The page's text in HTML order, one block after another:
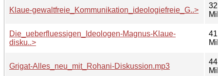
Klaue-gewaltfreie_Kommunikation_ideologiefreie_G..>
Die_ueberfluessigen_Ideologen-Magnus-Klaue-
disku..>
Grigat-Alles_neu_mit_Rohani-Diskussion.mp3